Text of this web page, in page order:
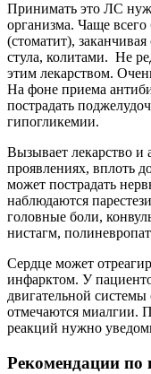
Принимать это ЛС
организма. Чаще
(стоматит),
стула, колитами. Не
этим лекарством.
На фоне приема
пострадать
гипогликемии.
Вызывает лекарство и
проявлениях, вплоть
может пострадать
наблюдаются
головные боли,
нистагм,
Сердце может
инфарктом. У
двигательной
отмечаются миалгии.
реакций нужно
Рекомендации по